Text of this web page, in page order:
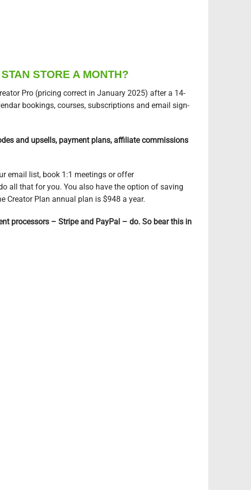
STORE A MONTH?
Pro (pricing correct in January 2025) after a 14-
bookings, courses, subscriptions and email sign-
and upsells, payment plans, affiliate commissions
email list, book 1:1 meetings or offer
all that for you. You also have the option of saving
Creator Plan annual plan is $948 a year.
processors – Stripe and PayPal – do. So bear this in